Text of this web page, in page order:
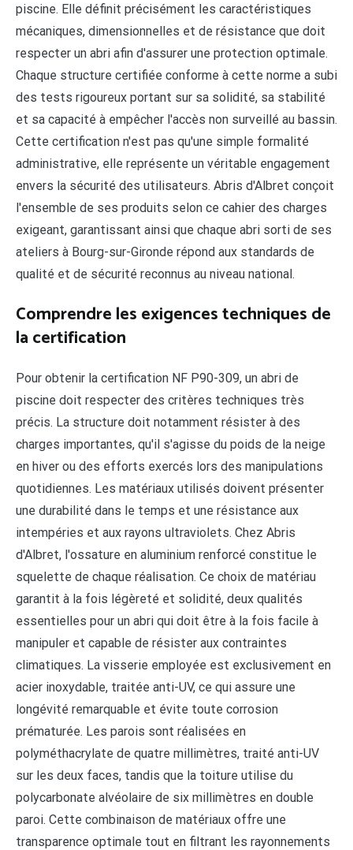
piscine. Elle définit précisément les caractéristiques
mécaniques, dimensionnelles et de résistance que doit
respecter un abri afin d'assurer une protection optimale.
Chaque structure certifiée conforme à cette norme a subi
des tests rigoureux portant sur sa solidité, sa stabilité
et sa capacité à empêcher l'accès non surveillé au bassin.
Cette certification n'est pas qu'une simple formalité
administrative, elle représente un véritable engagement
envers la sécurité des utilisateurs. Abris d'Albret conçoit
l'ensemble de ses produits selon ce cahier des charges
exigeant, garantissant ainsi que chaque abri sorti de ses
ateliers à Bourg-sur-Gironde répond aux standards de
qualité et de sécurité reconnus au niveau national.
Comprendre les exigences techniques de
la certification
Pour obtenir la certification NF P90-309, un abri de
piscine doit respecter des critères techniques très
précis. La structure doit notamment résister à des
charges importantes, qu'il s'agisse du poids de la neige
en hiver ou des efforts exercés lors des manipulations
quotidiennes. Les matériaux utilisés doivent présenter
une durabilité dans le temps et une résistance aux
intempéries et aux rayons ultraviolets. Chez Abris
d'Albret, l'ossature en aluminium renforcé constitue le
squelette de chaque réalisation. Ce choix de matériau
garantit à la fois légèreté et solidité, deux qualités
essentielles pour un abri qui doit être à la fois facile à
manipuler et capable de résister aux contraintes
climatiques. La visserie employée est exclusivement en
acier inoxydable, traitée anti-UV, ce qui assure une
longévité remarquable et évite toute corrosion
prématurée. Les parois sont réalisées en
polyméthacrylate de quatre millimètres, traité anti-UV
sur les deux faces, tandis que la toiture utilise du
polycarbonate alvéolaire de six millimètres en double
paroi. Cette combinaison de matériaux offre une
transparence optimale tout en filtrant les rayonnements